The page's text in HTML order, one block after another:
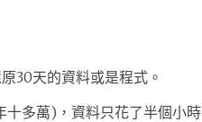
30天的資料或是程式。
十多萬)，資料只花了半個小時